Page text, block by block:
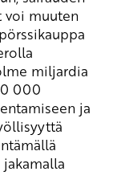
voi muuten
miljardia
000
ja